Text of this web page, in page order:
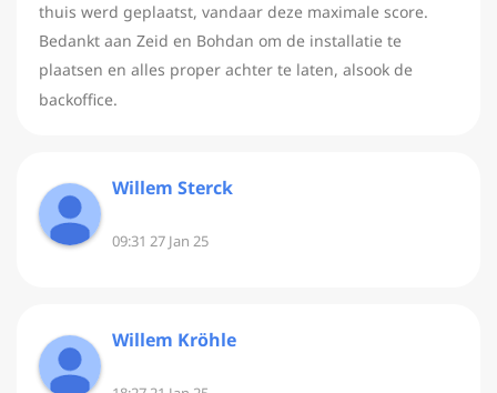
thuis werd geplaatst, vandaar deze maximale score.
Bedankt aan Zeid en Bohdan om de installatie te
plaatsen en alles proper achter te laten, alsook de
backoffice.
Willem Sterck
09:31 27 Jan 25
Willem Kröhle